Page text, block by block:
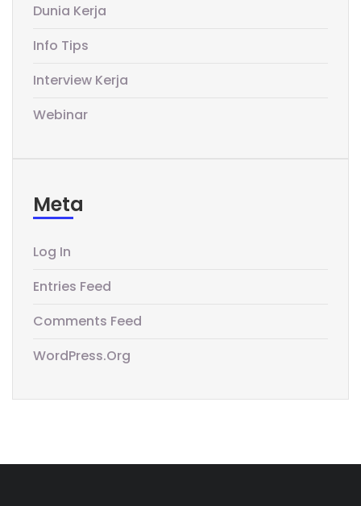
Dunia Kerja
Info Tips
Interview Kerja
Webinar
Meta
Log In
Entries Feed
Comments Feed
WordPress.org